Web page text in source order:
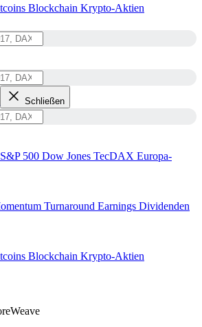
Blockchain Krypto-Aktien
Schließen
S&P 500 Dow Jones TecDAX Europa-
Turnaround Earnings Dividenden
Blockchain Krypto-Aktien